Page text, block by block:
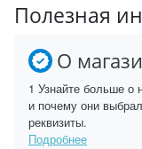
Полезная
О
1 Узнайте больше о
и почему они
реквизиты.
Подробнее